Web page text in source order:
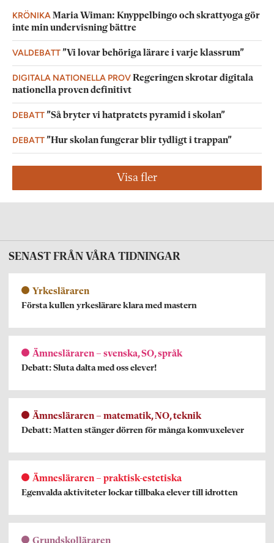
KRÖNIKAMaria Wiman: Knyppelbingo och skrattyoga gör
inte min undervisning bättre
VALDEBATT”Vi lovar behöriga lärare i varje klassrum”
DIGITALA NATIONELLA PROVRegeringen skrotar digitala
nationella proven definitivt
DEBATT”Så bryter vi hatpratets pyramid i skolan”
DEBATT”Hur skolan fungerar blir tydligt i trappan”
Visa fler
SENAST FRÅN VÅRA TIDNINGAR
Yrkesläraren
Första kullen yrkeslärare klara med mastern
Ämnesläraren – svenska, SO, språk
Debatt: Sluta dalta med oss elever!
Ämnesläraren – matematik, NO, teknik
Debatt: Matten stänger dörren för många komvuxelever
Ämnesläraren – praktisk-estetiska
Egenvalda aktiviteter lockar tillbaka elever till idrotten